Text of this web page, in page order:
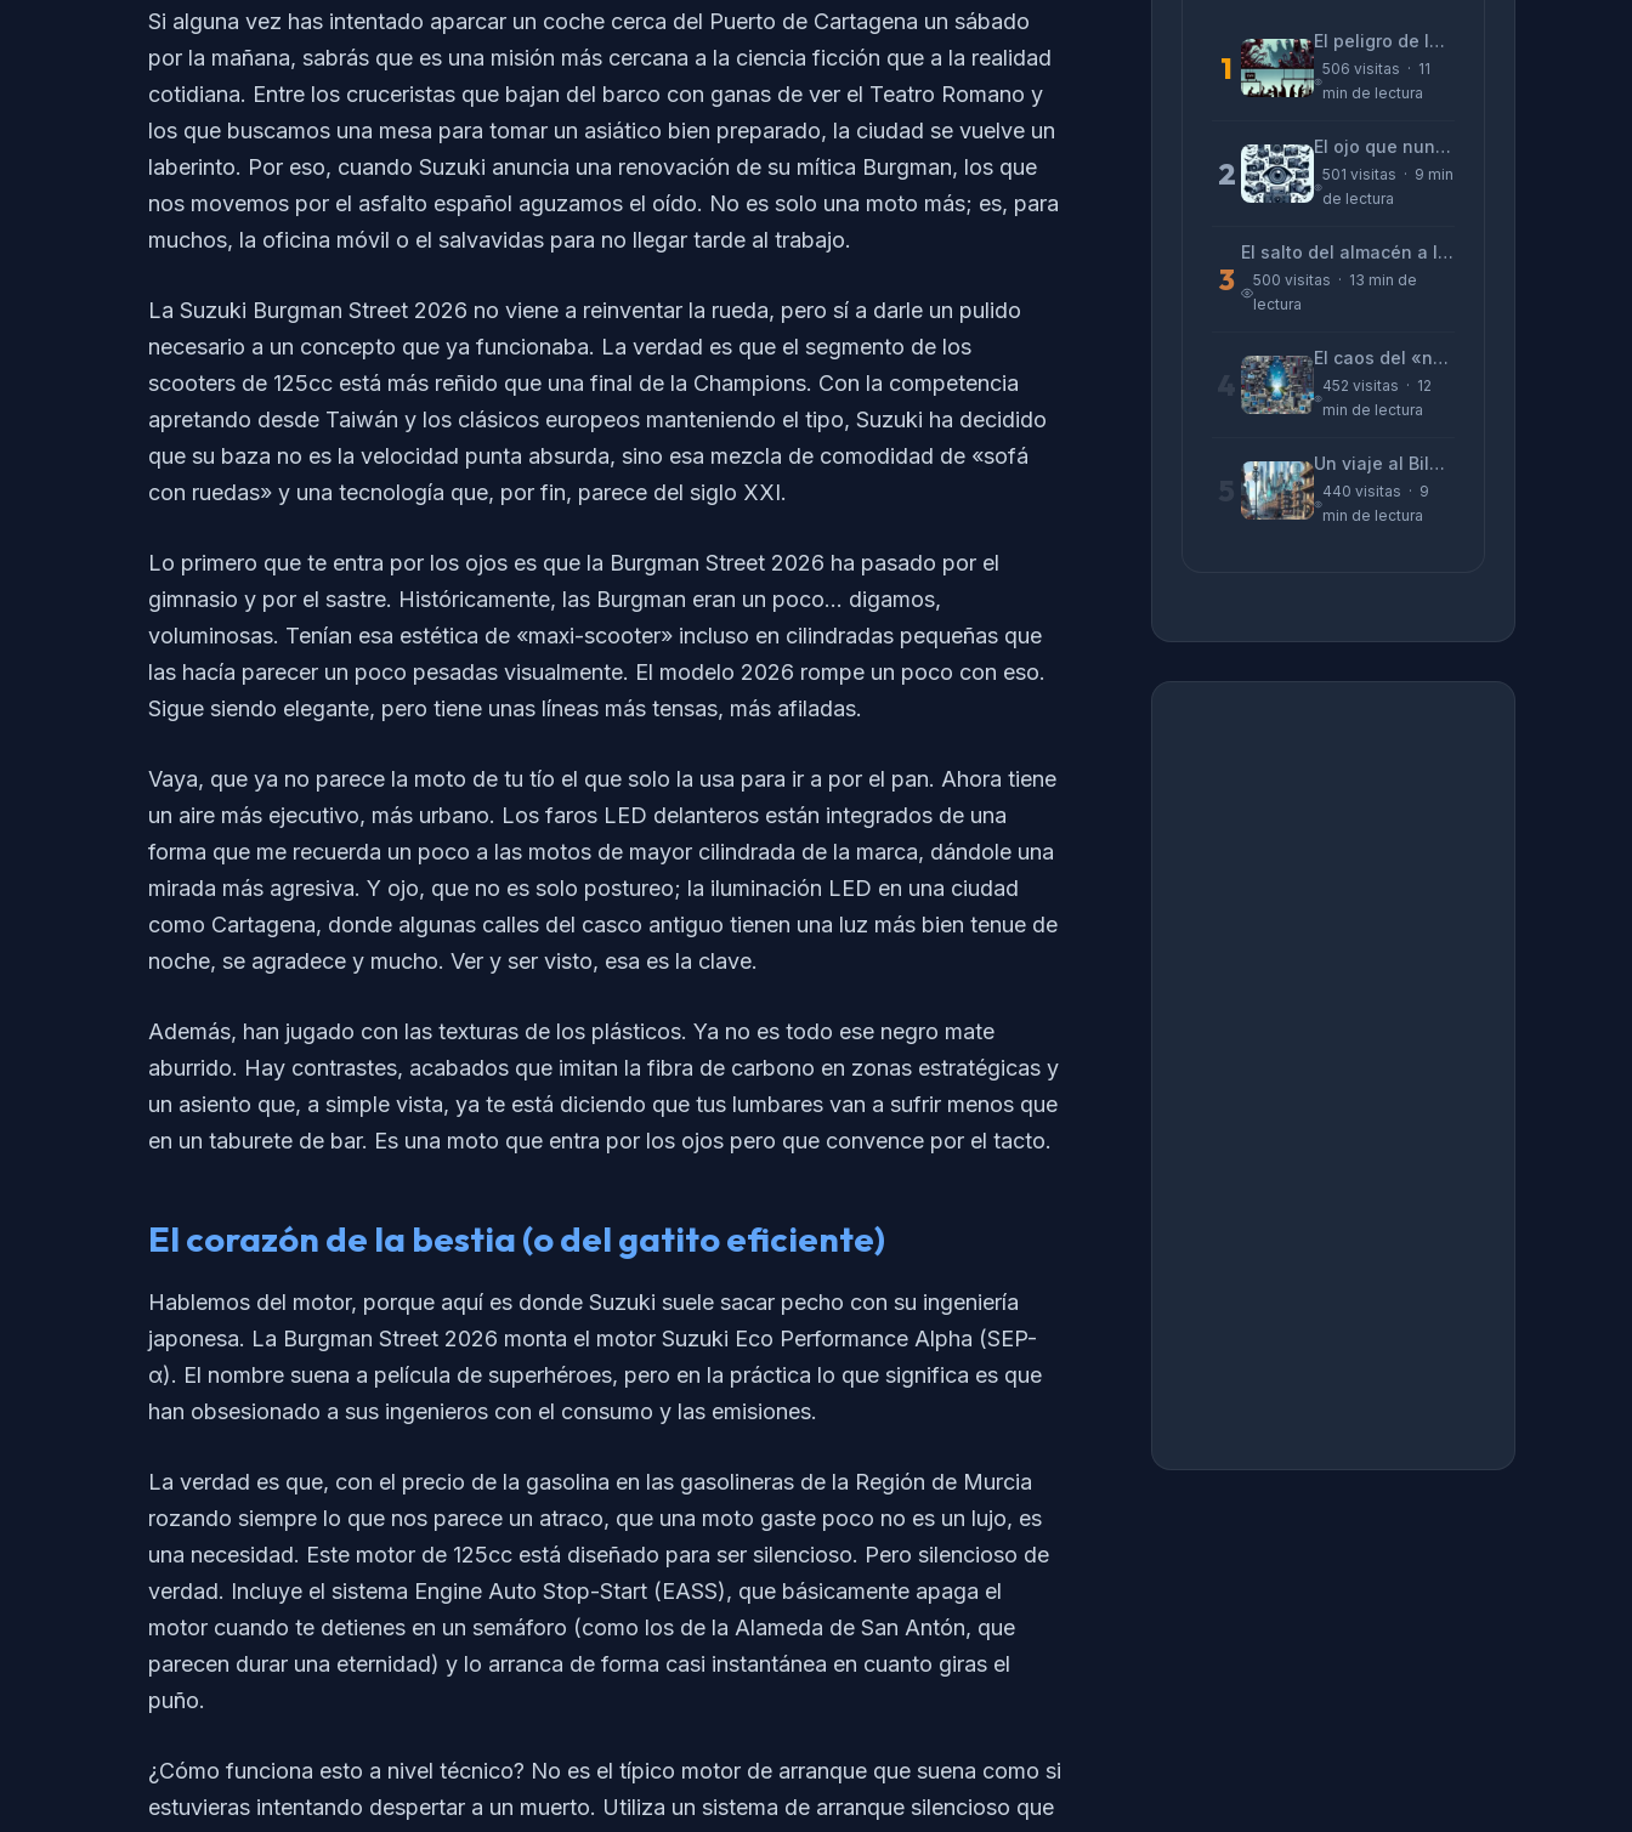
Si alguna vez has intentado aparcar un coche cerca del Puerto de Cartagena un sábado
por la mañana, sabrás que es una misión más cercana a la ciencia ficción que a la realidad
cotidiana. Entre los cruceristas que bajan del barco con ganas de ver el Teatro Romano y
los que buscamos una mesa para tomar un asiático bien preparado, la ciudad se vuelve un
laberinto. Por eso, cuando Suzuki anuncia una renovación de su mítica Burgman, los que
nos movemos por el asfalto español aguzamos el oído. No es solo una moto más; es, para
muchos, la oficina móvil o el salvavidas para no llegar tarde al trabajo.
La Suzuki Burgman Street 2026 no viene a reinventar la rueda, pero sí a darle un pulido
necesario a un concepto que ya funcionaba. La verdad es que el segmento de los
scooters de 125cc está más reñido que una final de la Champions. Con la competencia
apretando desde Taiwán y los clásicos europeos manteniendo el tipo, Suzuki ha decidido
que su baza no es la velocidad punta absurda, sino esa mezcla de comodidad de «sofá
con ruedas» y una tecnología que, por fin, parece del siglo XXI.
Lo primero que te entra por los ojos es que la Burgman Street 2026 ha pasado por el
gimnasio y por el sastre. Históricamente, las Burgman eran un poco… digamos,
voluminosas. Tenían esa estética de «maxi-scooter» incluso en cilindradas pequeñas que
las hacía parecer un poco pesadas visualmente. El modelo 2026 rompe un poco con eso.
Sigue siendo elegante, pero tiene unas líneas más tensas, más afiladas.
Vaya, que ya no parece la moto de tu tío el que solo la usa para ir a por el pan. Ahora tiene
un aire más ejecutivo, más urbano. Los faros LED delanteros están integrados de una
forma que me recuerda un poco a las motos de mayor cilindrada de la marca, dándole una
mirada más agresiva. Y ojo, que no es solo postureo; la iluminación LED en una ciudad
como Cartagena, donde algunas calles del casco antiguo tienen una luz más bien tenue de
noche, se agradece y mucho. Ver y ser visto, esa es la clave.
Además, han jugado con las texturas de los plásticos. Ya no es todo ese negro mate
aburrido. Hay contrastes, acabados que imitan la fibra de carbono en zonas estratégicas y
un asiento que, a simple vista, ya te está diciendo que tus lumbares van a sufrir menos que
en un taburete de bar. Es una moto que entra por los ojos pero que convence por el tacto.
El corazón de la bestia (o del gatito eficiente)
Hablemos del motor, porque aquí es donde Suzuki suele sacar pecho con su ingeniería
japonesa. La Burgman Street 2026 monta el motor Suzuki Eco Performance Alpha (SEP-
α). El nombre suena a película de superhéroes, pero en la práctica lo que significa es que
han obsesionado a sus ingenieros con el consumo y las emisiones.
La verdad es que, con el precio de la gasolina en las gasolineras de la Región de Murcia
rozando siempre lo que nos parece un atraco, que una moto gaste poco no es un lujo, es
una necesidad. Este motor de 125cc está diseñado para ser silencioso. Pero silencioso de
verdad. Incluye el sistema Engine Auto Stop-Start (EASS), que básicamente apaga el
motor cuando te detienes en un semáforo (como los de la Alameda de San Antón, que
parecen durar una eternidad) y lo arranca de forma casi instantánea en cuanto giras el
puño.
¿Cómo funciona esto a nivel técnico? No es el típico motor de arranque que suena como si
estuvieras intentando despertar a un muerto. Utiliza un sistema de arranque silencioso que
1
El peligro de las «alucinaciones» y el CV prefabricado
506 visitas · 11
min de lectura
2
El ojo que nunca parpadea: lo que nos cuentan las cámaras de Lizeth Marzano
501 visitas · 9 min
de lectura
3
El salto del almacén a la terminal: La realidad de reinventarse en tecnología
500 visitas · 13 min de
lectura
El caos del «no funciona nada» y la realidad tras la pantalla
452 visitas · 12
min de lectura
Un viaje al Bilbao de 2026 con sabor a 1895
440 visitas · 9
min de lectura